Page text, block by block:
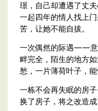
璟，自己却遭遇了丈
一起四年的情人找上
苦，让她不能自拔。
一次偶然的际遇——意
畔完全，陌生的地方
愁，一片薄荷叶子，能
一栋不会再失眠的房
换了房子，将之改造成